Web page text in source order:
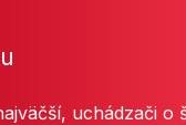
uchádzači o